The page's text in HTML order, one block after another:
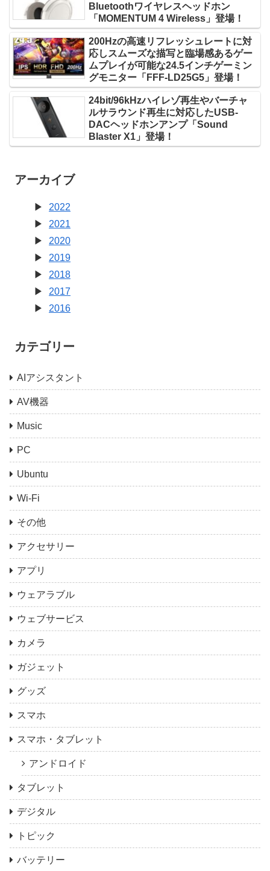
Bluetoothワイヤレスヘッドホン
「MOMENTUM 4 Wireless」登場！
200Hzの高速リフレッシュレートに対
応しスムーズな描写と臨場感あるゲー
ムプレイが可能な24.5インチゲーミン
グモニター「FFF-LD25G5」登場！
24bit/96kHzハイレゾ再生やバーチャ
ルサラウンド再生に対応したUSB-
DACヘッドホンアンプ「Sound
Blaster X1」登場！
アーカイブ
2022
2021
2020
2019
2018
2017
2016
カテゴリー
AIアシスタント
AV機器
Music
PC
Ubuntu
Wi-Fi
その他
アクセサリー
アプリ
ウェアラブル
ウェブサービス
カメラ
ガジェット
グッズ
スマホ
スマホ・タブレット
アンドロイド
タブレット
デジタル
トピック
バッテリー